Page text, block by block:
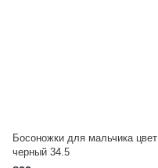
Босоножки для мальчика цвет
черный 34.5